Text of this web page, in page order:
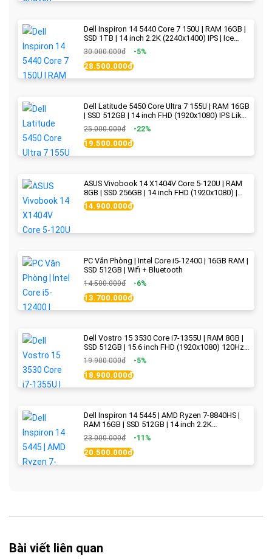
Dell Inspiron 14 5440 Core 7 150U | RAM 16GB |
SSD 1TB | 14 inch 2.2K (2240x1400) IPS | Ice
Blue - New Fullbox
30.000.000đ -5%
28.500.000đ
Dell Latitude 5450 Core Ultra 7 155U | RAM 16GB
| SSD 512GB | 14 inch FHD (1920x1080) IPS Like
new
25.000.000đ -22%
19.500.000đ
ASUS Vivobook 14 X1404V Core 5-120U | RAM
8GB | SSD 256GB | 14 inch FHD (1920x1080) |
Quiet Blue - New Fullbox
14.900.000đ
PC Văn Phòng | Intel Core i5-12400 | 16GB RAM |
SSD 512GB | Wifi + Bluetooth
14.500.000đ -6%
13.700.000đ
Dell Vostro 15 3530 Core i7-1355U | RAM 8GB |
SSD 512GB | 15.6 inch FHD (1920x1080) 120Hz
WVA | Black | New Fullbox
19.900.000đ -5%
18.900.000đ
Dell Inspiron 14 5445 | AMD Ryzen 7-8840HS |
RAM 16GB | SSD 512GB | 14 inch 2.2K
(2240x1400) IPS 300nits | Ice Blue - New Fullbox
23.000.000đ -11%
20.500.000đ
Bài viết liên quan